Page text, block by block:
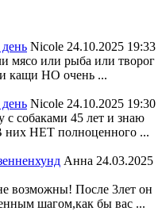
Nicole 24.10.2025 19:33
мясо или рыба или творог
кащи НО очень ...
Nicole 24.10.2025 19:30
собаками 45 лет и знаю
них НЕТ полноценного ...
Анна 24.03.2025
возможны! После 3лет он
шагом,как бы вас ...